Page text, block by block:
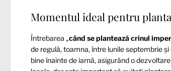
Momentul ideal pentru
Întrebarea „când se plantează crinul
de regulă, toamna, între lunile septembrie
bine înainte de iarnă, asigurând o